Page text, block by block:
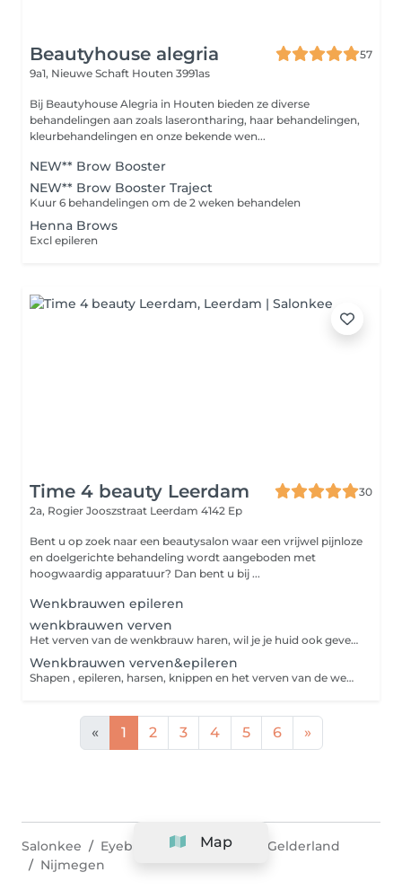
Beautyhouse alegria
57
9a1, Nieuwe Schaft Houten 3991as
Bij Beautyhouse Alegria in Houten bieden ze diverse
behandelingen aan zoals laserontharing, haar behandelingen,
kleurbehandelingen en onze bekende wen...
NEW** Brow Booster
NEW** Brow Booster Traject
Kuur 6 behandelingen om de 2 weken behandelen
Henna Brows
Excl epileren
Time 4 beauty Leerdam
30
2a, Rogier Jooszstraat Leerdam 4142 Ep
Bent u op zoek naar een beautysalon waar een vrijwel pijnloze
en doelgerichte behandeling wordt aangeboden met
hoogwaardig apparatuur? Dan bent u bij ...
Wenkbrauwen epileren
wenkbrauwen verven
Het verven van de wenkbrauw haren, wil je je huid ook geverfd hebben om gaatjes op te vullen kies dan voor hybridbrows of hennabrows
Wenkbrauwen verven&epileren
Shapen , epileren, harsen, knippen en het verven van de wenkbrauw haren. wil je je huid ook geverfd hebben om de gaatjes opgevuld te krijgen, kies dan voor hybridbrows of henna brows
« 1 2 3 4 5 6 »
Map
Salonkee Eyebrows and Makeup
Gelderland
Nijmegen